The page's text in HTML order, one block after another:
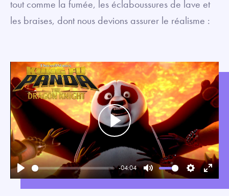
tout comme la fumée, les éclaboussures de lave et
les braises, dont nous devions assurer le réalisme :
Play
-04:04
Mute SettingsEnter
Play